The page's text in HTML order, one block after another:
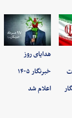
هدایای روز
خبرنگار ۱۴۰۵
اعلام شد